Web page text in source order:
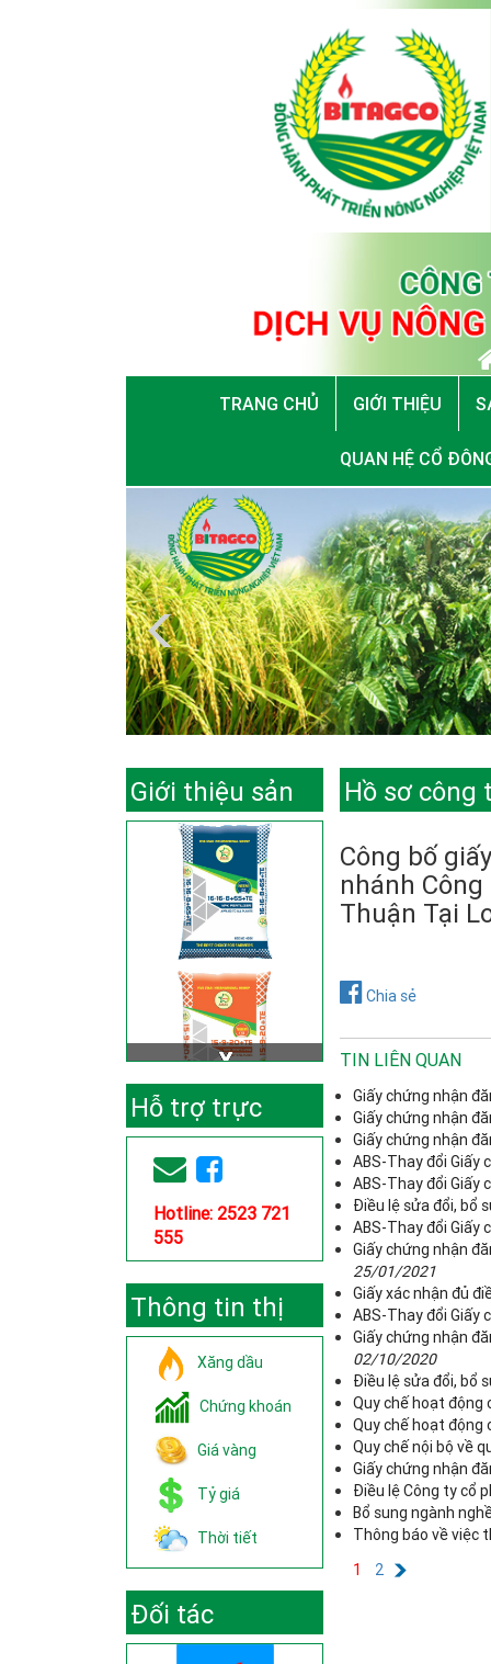
TRANG CHỦ GIỚI THIỆU
QUAN HỆ CỔ
Giới thiệu sản
phẩm
Hỗ trợ trực
tuyến
Hotline: 2523 721
555
Thông tin thị
trườngXăng dầu
Chứng khoán
Giá vàng
Tỷ giá
Thời tiết
Đối tác
Hồ sơ công
Công bố
nhánh
Thuận Tại
Chia sẻ
TIN LIÊN QUAN
Giấy chứng nhận
Giấy chứng nhận
Giấy chứng nhận
ABS-Thay đổi Giấy
ABS-Thay đổi Giấy
Điều lệ sửa đổi, bổ
ABS-Thay đổi Giấy
Giấy chứng nhận
25/01/2021
Giấy xác nhận đủ
ABS-Thay đổi Giấy
Giấy chứng nhận
02/10/2020
Điều lệ sửa đổi, bổ
Quy chế hoạt động
Quy chế hoạt động
Quy chế nội bộ về
Giấy chứng nhận
Điều lệ Công ty cổ
Bổ sung ngành
Thông báo về việc
1
2